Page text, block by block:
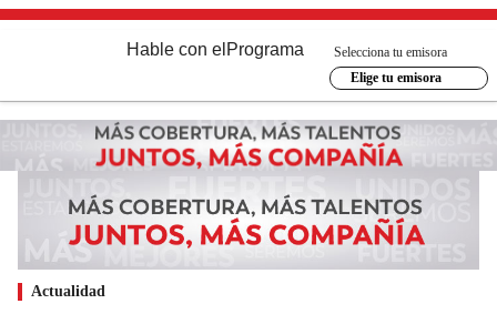
Hable con el Programa
Selecciona tu emisora
Elige tu emisora
Actualidad